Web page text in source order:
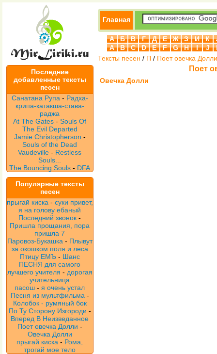
Последние
добавленные тексты
песен
Санатана Рупа - Радха-
крипа-катакша-става-
раджа
At The Gates -Souls Of
The Evil Departed
Jamie Christopherson -
Souls of the Dead
Vaudeville- Restless
Souls...
The Bouncing Souls - DFA
Популярные тексты
песен
прыгай киска - суки привет,
я на голову ебаный
Последний звонок -
Пришла прощания, пора
пришла 7
Паровоз-Букашка - Плывут
за окошком поля и леса
Птицу ЕМЪ - Шанс
ПЕСНЯ для самого
лучшего учителя - дорогая
учительница
пасош -я очень устал
Песня из мультфильма -
Колобок - румяный бок
По Ту Сторону Изгороди -
Вперед В Неизведанное
Поет овечка Долли -
Овечка Долли
прыгай киска - Рома,
трогай мое тело
Главная
А Б В Г Д Е Ж З И К
A
B C D E F G H I J
Тексты песен / П / Поет овечка Долли
Поет
Овечка Долли